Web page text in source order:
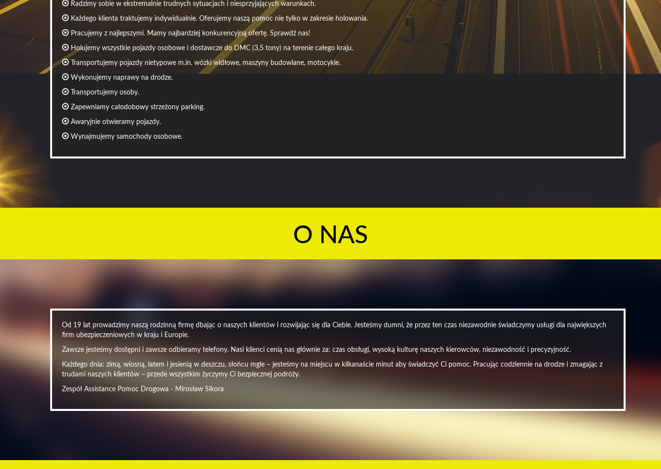
Radzimy sobie w ekstremalnie trudnych sytuacjach i niesprzyjających warunkach.
Każdego klienta traktujemy indywidualnie. Oferujemy naszą pomoc nie tylko w zakresie holowania.
Pracujemy z najlepszymi. Mamy najbardziej konkurencyjną ofertę. Sprawdź nas!
Holujemy wszystkie pojazdy osobowe i dostawcze do DMC (3,5 tony) na terenie całego kraju.
Transportujemy pojazdy nietypowe m.in. wózki widłowe, maszyny budowlane, motocykle.
Wykonujemy naprawy na drodze.
Transportujemy osoby.
Zapewniamy całodobowy strzeżony parking.
Awaryjnie otwieramy pojazdy.
Wynajmujemy samochody osobowe.
O NAS
Od 19 lat prowadzimy naszą rodzinną firmę dbając o naszych klientów i rozwijając się dla Ciebie. Jesteśmy dumni, że przez ten czas niezawodnie świadczymy usługi dla największych
firm ubezpieczeniowych w kraju i Europie.
Zawsze jesteśmy dostępni i zawsze odbieramy telefony. Nasi klienci cenią nas głównie za: czas obsługi, wysoką kulturę naszych kierowców, niezawodność i precyzyjność.
Każdego dnia: zimą, wiosną, latem i jesienią w deszczu, słońcu mgle – jesteśmy na miejscu w kilkanaście minut aby świadczyć Ci pomoc. Pracując codziennie na drodze i zmagając z
trudami naszych klientów – przede wszystkim życzymy Ci bezpiecznej podróży.
Zespół Assistance Pomoc Drogowa - Mirosław Sikora